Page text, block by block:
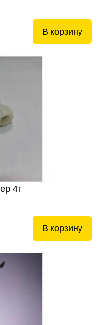
В корзину
4т
В корзину